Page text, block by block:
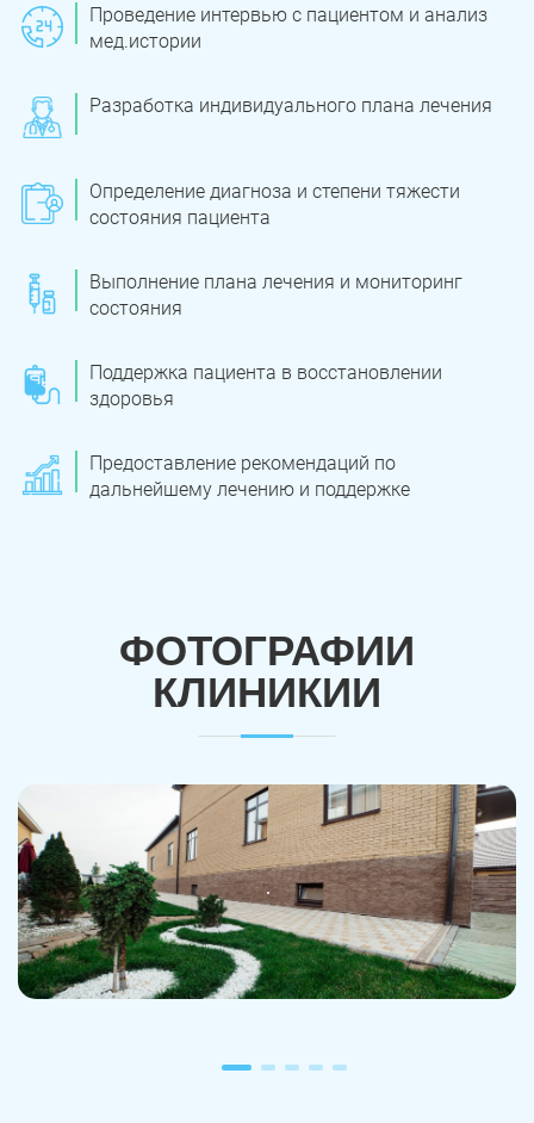
Проведение интервью с пациентом и анализ
мед.истории
Разработка индивидуального плана лечения
Определение диагноза и степени тяжести
состояния пациента
Выполнение плана лечения и мониторинг
состояния
Поддержка пациента в восстановлении
здоровья
Предоставление рекомендаций по
дальнейшему лечению и поддержке
ФОТОГРАФИИ
КЛИНИКИИ